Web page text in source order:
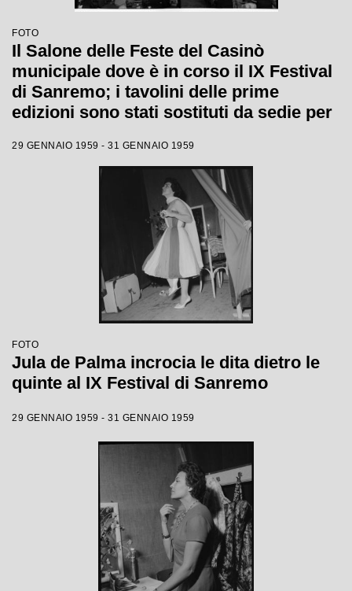
FOTO
Il Salone delle Feste del Casinò
municipale dove è in corso il IX Festival
di Sanremo; i tavolini delle prime
edizioni sono stati sostituti da sedie per
29 GENNAIO 1959 - 31 GENNAIO 1959
FOTO
Jula de Palma incrocia le dita dietro le
quinte al IX Festival di Sanremo
29 GENNAIO 1959 - 31 GENNAIO 1959